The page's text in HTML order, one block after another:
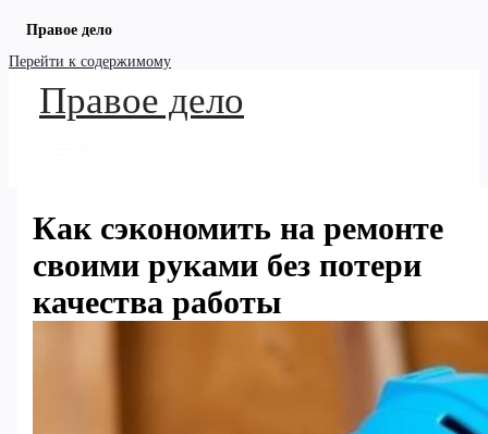
Правое дело
Перейти к содержимому
Правое дело
Как сэкономить на ремонте
своими руками без потери
качества работы